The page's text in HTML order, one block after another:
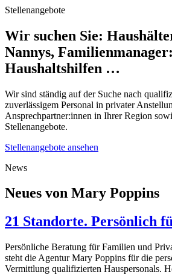
Stellenangebote
Wir suchen Sie:
Nannys,
Haushaltshilfen …
Wir sind ständig auf der Suche nach
zuverlässigem Personal in privater
Ansprechpartner:innen in Ihrer Region
Stellenangebote.
Stellenangebote ansehen
News
Neues von Mary Poppins
21 Standorte. Persönlich
Persönliche Beratung für Familien und
steht die Agentur Mary Poppins für die
Vermittlung qualifizierten Hauspersonals.